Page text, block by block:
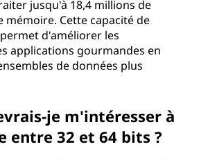
jusqu'à 18,4 millions de
mémoire. Cette capacité de
d'améliorer les
applications gourmandes en
de données plus
je m'intéresser à
entre 32 et 64 bits ?